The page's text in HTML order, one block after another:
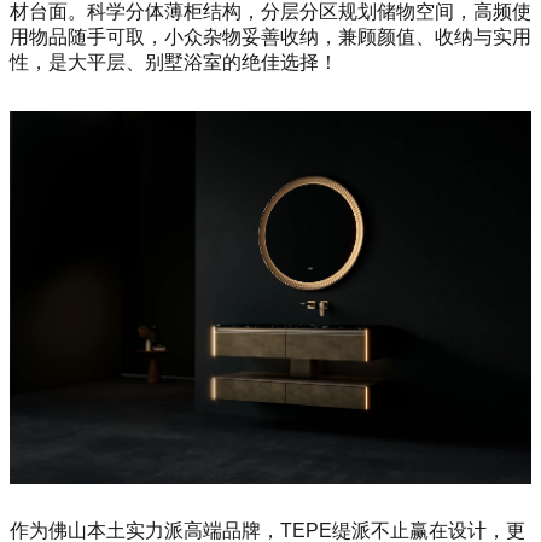
材台面。科学分体薄柜结构，分层分区规划储物空间，高频使
用物品随手可取，小众杂物妥善收纳，兼顾颜值、收纳与实用
性，是大平层、别墅浴室的绝佳选择！
作为佛山本土实力派高端品牌，TEPE缇派不止赢在设计，更